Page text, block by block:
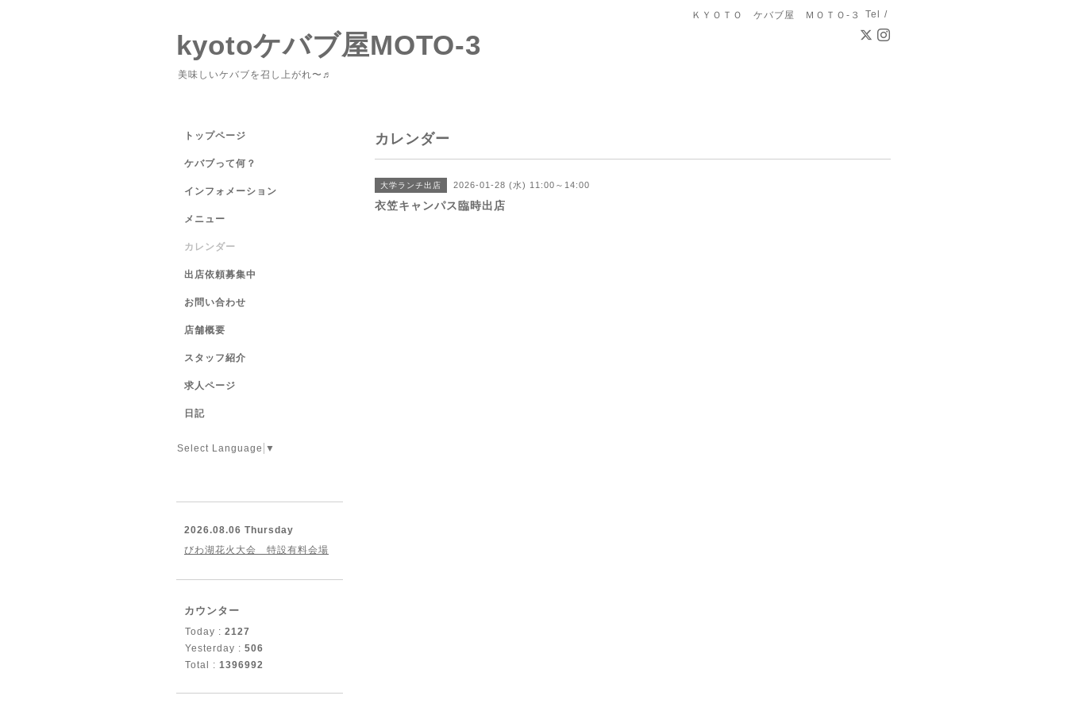
ＫＹＯＴＯ ケバブ屋 ＭＯＴＯ-３ Tel /
kyotoケバブ屋MOTO-3
美味しいケバブを召し上がれ〜♬
カレンダー
大学ランチ出店 2026-01-28 (水) 11:00～14:00
衣笠キャンパス臨時出店
トップページ
ケバブって何？
インフォメーション
メニュー
カレンダー
出店依頼募集中
お問い合わせ
店舗概要
スタッフ紹介
求人ページ
日記
Select Language ▼
2026.08.06 Thursday
びわ湖花火大会 特設有料会場
カウンター
Today : 2127
Yesterday : 506
Total : 1396992